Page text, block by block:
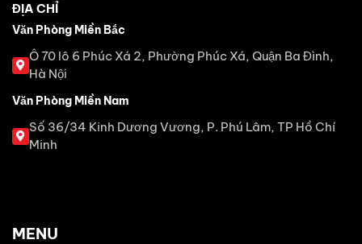
ĐỊA CHỈ
Văn Phòng Miền Bắc
Ô 70 lô 6 Phúc Xá 2, Phường Phúc Xá, Quận Ba Đình,
Hà Nội
Văn Phòng Miền Nam
Số 36/34 Kinh Dương Vương, P. Phú Lâm, TP Hồ Chí
Minh
MENU